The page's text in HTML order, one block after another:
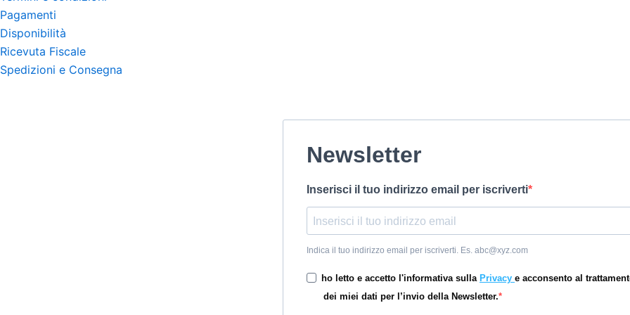
Pagamenti
Disponibilità
Ricevuta Fiscale
Spedizioni e Consegna
Newsletter
Inserisci il tuo indirizzo email per iscriverti
Indica il tuo indirizzo email per iscriverti. Es. abc@xyz.com
ho letto e accetto l'informativa sulla Privacy e acconsento al
dei miei dati per l’invio della Newsletter.